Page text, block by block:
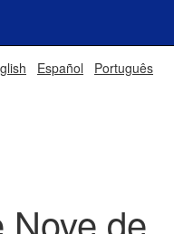
Español Português
Nove de